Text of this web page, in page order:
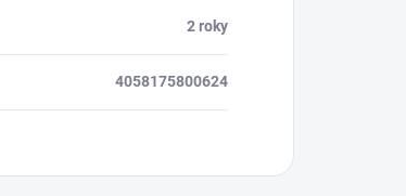
2 roky
4058175800624